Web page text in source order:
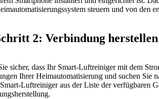
steuern und von den
2: Verbindung herstellen
sicher, dass Ihr Smart-Luftreiniger mit dem
Ihrer Heimautomatisierung und suchen Sie
Luftreiniger aus der Liste der verfügbaren